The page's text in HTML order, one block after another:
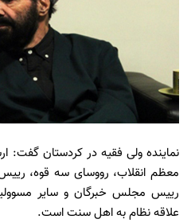
نماینده ولی فقیه در کردستان گفت:
معظم انقلاب، رووسای سه قوه،
رییس مجلس خبرگان و سایر
علاقه نظام به اهل سنت است.